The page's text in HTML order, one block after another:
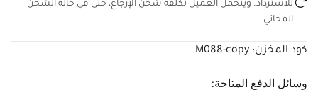
الشحن المجاني.
كود المخزن: M088-copy
وسائل الدفع المتاحة: